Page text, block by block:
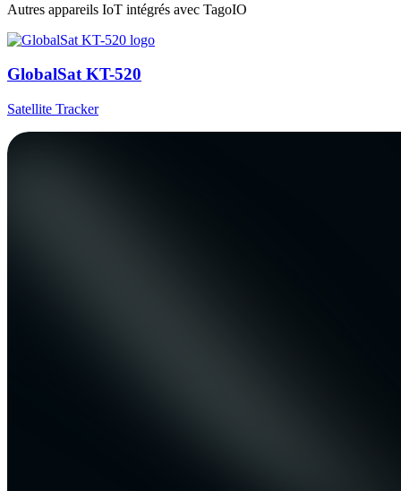
Autres appareils IoT intégrés avec TagoIO
GlobalSat KT-520
Satellite Tracker